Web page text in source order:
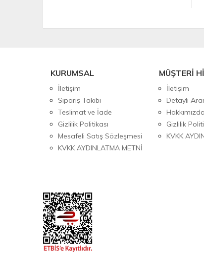
KURUMSAL
İletişim
Sipariş Takibi
Teslimat ve İade
Gizlilik Politikası
Mesafeli Satış Sözleşmesi
KVKK AYDINLATMA METNİ
MÜŞTERİ
İletişim
Detaylı
Hakkımızda
Gizlilik
KVKK